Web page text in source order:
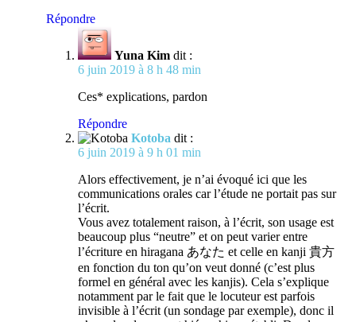
Répondre
Yuna Kim dit :
6 juin 2019 à 8 h 48 min
Ces* explications, pardon
Répondre
Kotoba dit :
6 juin 2019 à 9 h 01 min
Alors effectivement, je n’ai évoqué ici que les
communications orales car l’étude ne portait pas sur
l’écrit.
Vous avez totalement raison, à l’écrit, son usage est
beaucoup plus “neutre” et on peut varier entre
l’écriture en hiragana あなた et celle en kanji 貴方
en fonction du ton qu’on veut donné (c’est plus
formel en général avec les kanjis). Cela s’explique
notamment par le fait que le locuteur est parfois
invisible à l’écrit (un sondage par exemple), donc il